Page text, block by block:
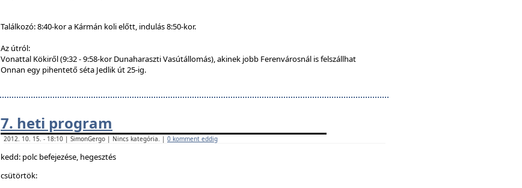
Találkozó: 8:40-kor a Kármán koli előtt, indulás 8:50-kor.
Az útról:
Vonattal Kökiről (9:32 - 9:58-kor Dunaharaszti Vasútállomás), akinek jobb Ferenvárosnál is felszállhat
Onnan egy pihentető séta Jedlik út 25-ig.
7. heti program
2012. 10. 15. - 18:10 | SimonGergo | Nincs kategória. | 0 komment eddig
kedd: polc befejezése, hegesztés
csütörtök: